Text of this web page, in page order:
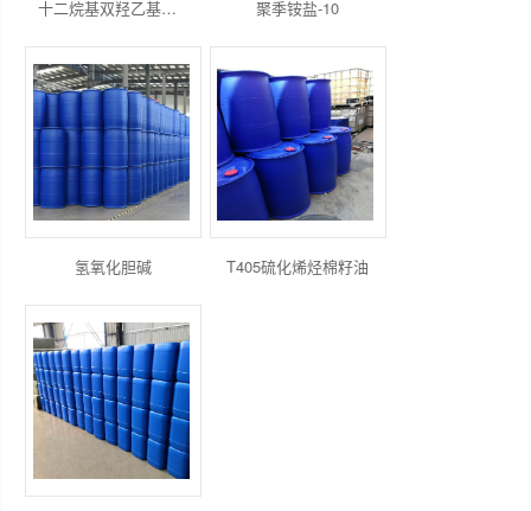
十二烷基双羟乙基甲基氯化铵 聚季铵盐-10
氢氧化胆碱 T405硫化烯烃棉籽油